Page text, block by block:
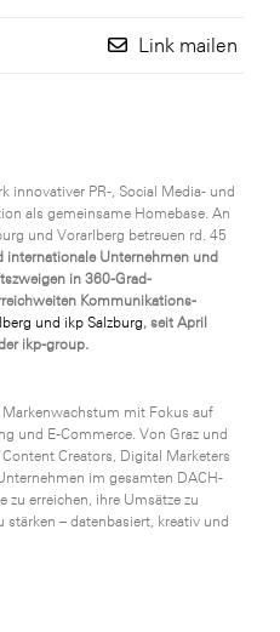
Link mailen
innovativer PR-, Social Media- und
als gemeinsame Homebase. An
und Vorarlberg betreuen rd. 45
internationale Unternehmen und
in 360-Grad-
Kommunikations-
und ikp Salzburg, seit April
ikp-group.
mit Fokus auf
und E-Commerce. Von Graz und
Creators, Digital Marketers
im gesamten DACH-
zu erreichen, ihre Umsätze zu
– datenbasiert, kreativ und